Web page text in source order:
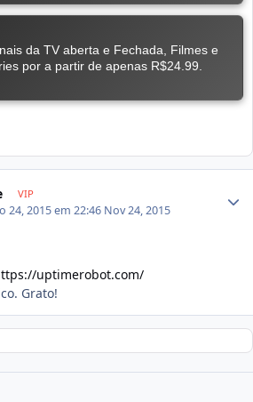
VIP
24, 2015 em 22:46 Nov 24, 2015
uptimerobot.com/
Grato!